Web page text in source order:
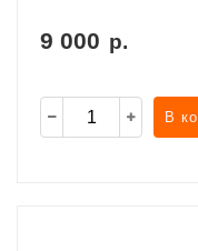
9 000 р.
В